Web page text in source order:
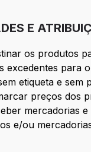
E
os produtos
excedentes para
etiqueta e
preços dos
mercadorias
e/ou